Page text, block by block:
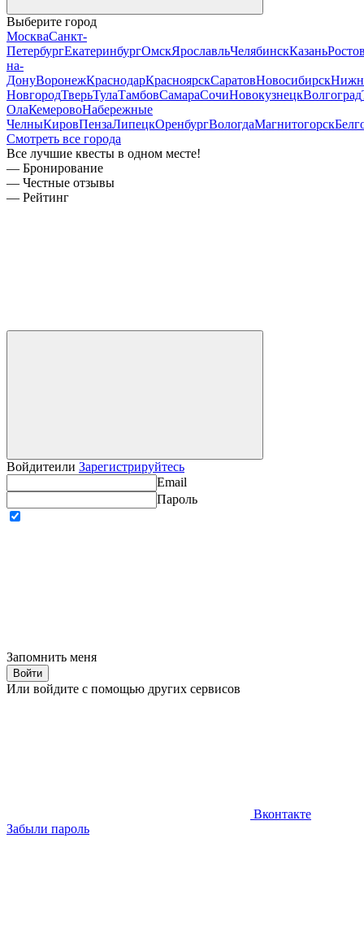
Выберите город
МоскваСанкт-
ПетербургЕкатеринбургОмскЯрославльЧелябинскКазань
на-
ДонуВоронежКраснодарКрасноярскСаратовНовосибирск
НовгородТверьТулаТамбовСамараСочиНовокузнецкВолгоград
ОлаКемеровоНабережные
ЧелныКировПензаЛипецкОренбургВологдаМагнитогорск
Смотреть все города
Все лучшие квесты в одном месте!
— Бронирование
— Честные отзывы
— Рейтинг
Войдитеили Зарегистрируйтесь
Email
Пароль
Запомнить меня
Войти
Или войдите с помощью других сервисов
Вконтакте
Забыли пароль